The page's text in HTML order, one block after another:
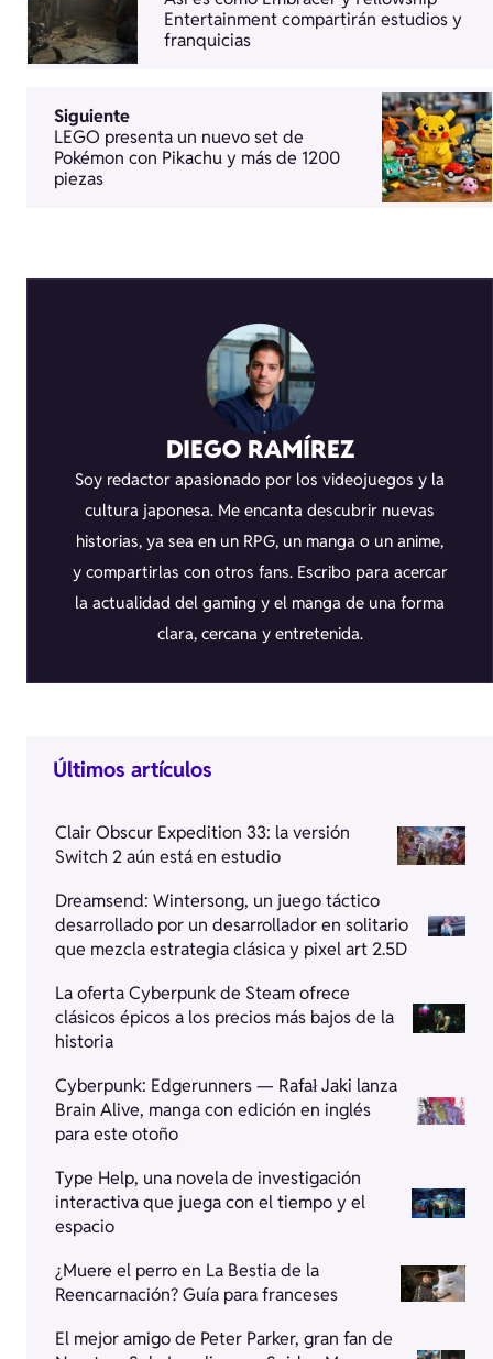
Entertainment compartirán estudios y
franquicias
Siguiente
LEGO presenta un nuevo set de
Pokémon con Pikachu y más de 1200
piezas
DIEGO RAMÍREZ
Soy redactor apasionado por los videojuegos y la
cultura japonesa. Me encanta descubrir nuevas
historias, ya sea en un RPG, un manga o un anime,
y compartirlas con otros fans. Escribo para acercar
la actualidad del gaming y el manga de una forma
clara, cercana y entretenida.
Últimos artículos
Clair Obscur Expedition 33: la versión
Switch 2 aún está en estudio
Dreamsend: Wintersong, un juego táctico
desarrollado por un desarrollador en solitario
que mezcla estrategia clásica y pixel art 2.5D
La oferta Cyberpunk de Steam ofrece
clásicos épicos a los precios más bajos de la
historia
Cyberpunk: Edgerunners — Rafał Jaki lanza
Brain Alive, manga con edición en inglés
para este otoño
Type Help, una novela de investigación
interactiva que juega con el tiempo y el
espacio
¿Muere el perro en La Bestia de la
Reencarnación? Guía para franceses
El mejor amigo de Peter Parker, gran fan de